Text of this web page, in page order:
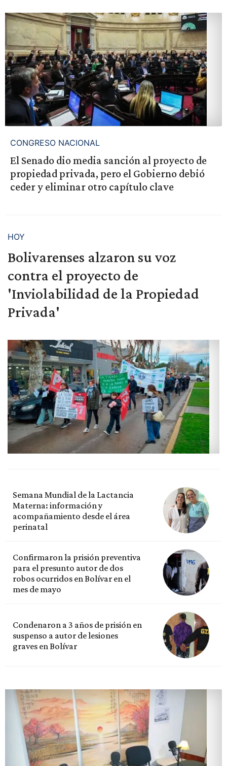
CONGRESO NACIONAL
El Senado dio media sanción al proyecto de
propiedad privada, pero el Gobierno debió
ceder y eliminar otro capítulo clave
HOY
Bolivarenses alzaron su voz
contra el proyecto de
'Inviolabilidad de la Propiedad
Privada'
Semana Mundial de la Lactancia
Materna: información y
acompañamiento desde el área
perinatal
Confirmaron la prisión preventiva
para el presunto autor de dos
robos ocurridos en Bolívar en el
mes de mayo
Condenaron a 3 años de prisión en
suspenso a autor de lesiones
graves en Bolívar